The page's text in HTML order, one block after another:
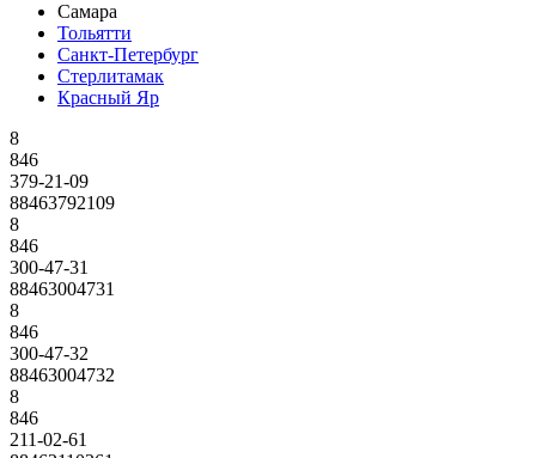
Самара
Тольятти
Санкт-Петербург
Стерлитамак
Красный Яр
8
846
379-21-09
88463792109
8
846
300-47-31
88463004731
8
846
300-47-32
88463004732
8
846
211-02-61